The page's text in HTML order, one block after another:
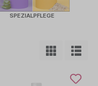
SPEZIALPFLEGE